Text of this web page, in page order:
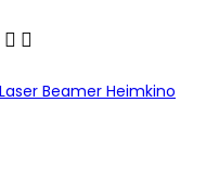
 